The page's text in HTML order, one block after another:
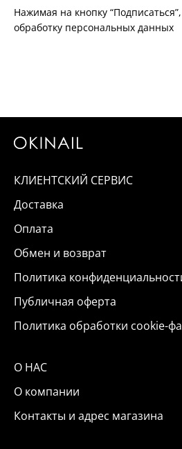
Нажимая на кнопку
обработку персональных данных
КЛИЕНТСКИЙ СЕРВИС
Доставка
Оплата
Обмен и возврат
Политика
Публичная оферта
Политика обработки cookie-
О НАС
О компании
Контакты и адрес магазина